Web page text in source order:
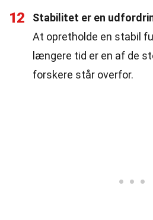
12
Stabilitet er en
At opretholde en stabil
længere tid er en af de
forskere står overfor.